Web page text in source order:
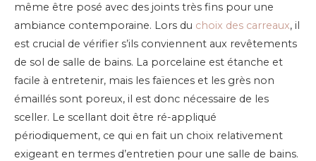
même être posé avec des joints très fins pour une
ambiance contemporaine. Lors du choix des carreaux, il
est crucial de vérifier s’ils conviennent aux revêtements
de sol de salle de bains. La porcelaine est étanche et
facile à entretenir, mais les faïences et les grès non
émaillés sont poreux, il est donc nécessaire de les
sceller. Le scellant doit être ré-appliqué
périodiquement, ce qui en fait un choix relativement
exigeant en termes d’entretien pour une salle de bains.